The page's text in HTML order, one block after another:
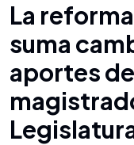
La
suma
aportes